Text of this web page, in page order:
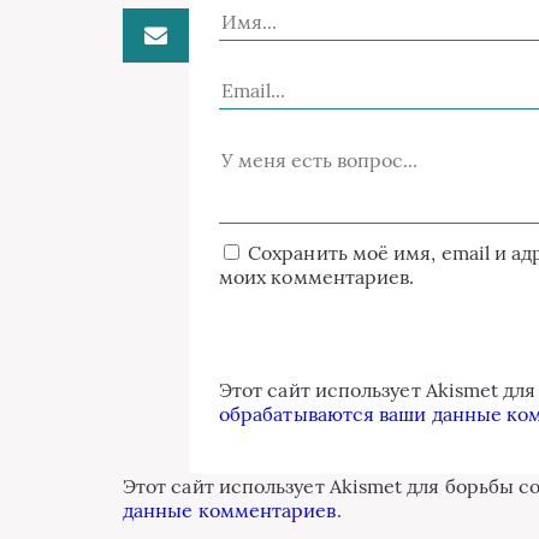
Сохранить моё имя, email и
моих комментариев.
Этот сайт использует Akismet
обрабатываются ваши данные
Этот сайт использует Akismet для борьбы
данные комментариев.